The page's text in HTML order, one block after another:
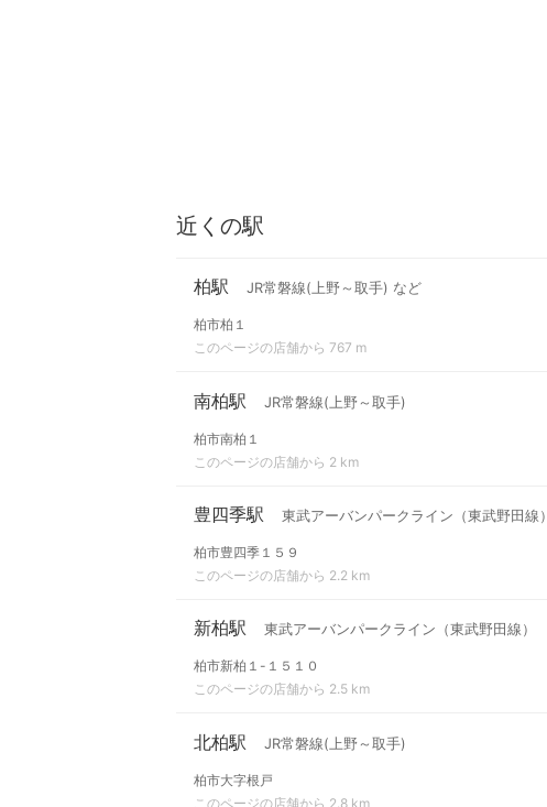
近くの駅
柏駅 JR常磐線(上野～取手) など
柏市柏１
このページの店舗から 767 m
南柏駅 JR常磐線(上野～取手)
柏市南柏１
このページの店舗から 2 km
豊四季駅 東武アーバンパークライン（東武野田線）
柏市豊四季１５９
このページの店舗から 2.2 km
新柏駅 東武アーバンパークライン（東武野田線）
柏市新柏１-１５１０
このページの店舗から 2.5 km
北柏駅 JR常磐線(上野～取手)
柏市大字根戸
このページの店舗から 2.8 km